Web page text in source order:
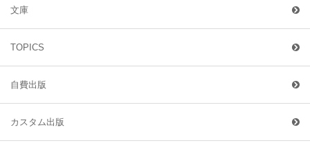
文庫
TOPICS
自費出版
カスタム出版